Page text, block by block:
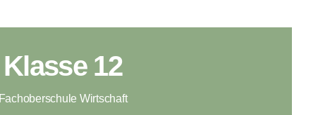
Klasse 12
Fachoberschule Wirtschaft